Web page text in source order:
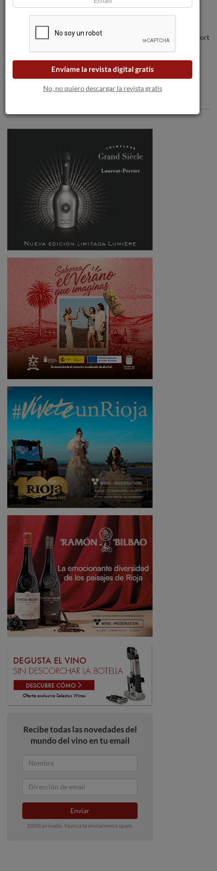
2017 consigue 93 puntos en el Rioja Report
Recibe todas las novedades del
mundo del vino en tu email
Enviar
100% privado. Nunca te enviaremos spam.
Envíame la revista digital gratis
No, no quiero descargar la revista gratis